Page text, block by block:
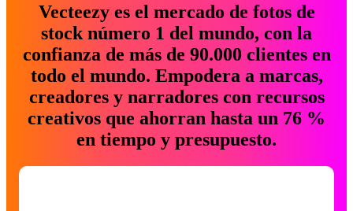
Vecteezy es el mercado de fotos de
stock número 1 del mundo, con la
confianza de más de 90.000 clientes en
todo el mundo. Empodera a marcas,
creadores y narradores con recursos
creativos que ahorran hasta un 76 %
en tiempo y presupuesto.